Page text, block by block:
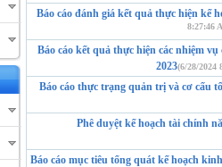
Báo cáo đánh giá kết quả thực hiện kế
8:27:46
Báo cáo kết quả thực hiện các nhiệm
2023(6/28/2024
Báo cáo thực trạng quản trị và cơ cấu
Phê duyệt kế hoạch tài chính
Báo cáo mục tiêu tổng quát kế hoạch